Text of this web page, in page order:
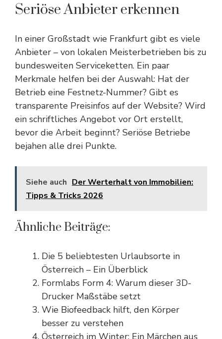
Seriöse Anbieter erkennen
In einer Großstadt wie Frankfurt gibt es viele
Anbieter – von lokalen Meisterbetrieben bis zu
bundesweiten Serviceketten. Ein paar
Merkmale helfen bei der Auswahl: Hat der
Betrieb eine Festnetz-Nummer? Gibt es
transparente Preisinfos auf der Website? Wird
ein schriftliches Angebot vor Ort erstellt,
bevor die Arbeit beginnt? Seriöse Betriebe
bejahen alle drei Punkte.
Siehe auch Der Werterhalt von Immobilien:
Tipps & Tricks 2026
Ähnliche Beiträge:
Die 5 beliebtesten Urlaubsorte in
Österreich – Ein Überblick
Formlabs Form 4: Warum dieser 3D-
Drucker Maßstäbe setzt
Wie Biofeedback hilft, den Körper
besser zu verstehen
Österreich im Winter: Ein Märchen aus